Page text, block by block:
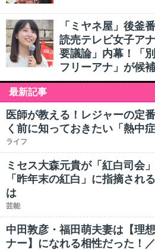
「ミヤネ屋」後釜
読売テレビ女子ア
要議論」内幕！「
フリーアナ」が候
最新記事
医師が教える！レジャーの定
く前に知っておきたい「熱中
ライフ
ミセス大森元貴が「紅白司会
「昨年末の紅白」に指摘され
は
芸能
中田敦彦・福田萌夫妻は【理
ナー】になれる相性だった！